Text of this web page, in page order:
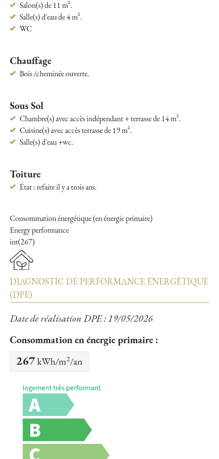
Salon(s) de 11 m².
Salle(s) d'eau de 4 m².
WC
Chauffage
Bois /cheminée ouverte.
Sous Sol
Chambre(s) avec accès indépendant + terrasse de 14 m².
Cuisine(s) avec accès terrasse de 19 m².
Salle(s) d'eau +wc.
Toiture
État : refaite il y a trois ans.
Consommation énergétique (en énergie primaire)
Energy performance
int(267)
DIAGNOSTIC DE PERFORMANCE ÉNERGÉTIQUE
(DPE)
Date de réalisation DPE : 19/05/2026
Consommation en énergie primaire :
267 kWh/m2/an